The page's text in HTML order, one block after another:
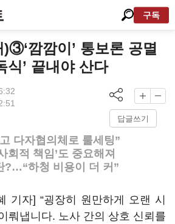
구독
깜깜이’ 통보론 공멸
식’ 끝내야 산다
답글쓰기
다자협의체로 룰세팅”
회적 책임’도 중요해져
?…“하청 비용이 더 커”
기자] “굉장히 원만하게 오랜 시
뤄냅니다. 노사 간의 상호 신뢰를